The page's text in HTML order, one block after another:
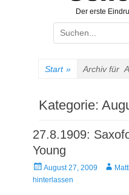
Der erste
Suche
nach:
Start » Archiv für
Kategorie:
27.8.1909:
Young
Veröffentlicht
am
August 27, 2009 Autor
hinterlassen